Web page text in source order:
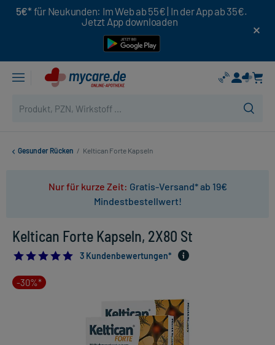
5€* für Neukunden: Im Web ab 55€ | In der App ab 35€.
Jetzt App downloaden
Gesunder Rücken / Keltican Forte Kapseln
Nur für kurze Zeit: Gratis-Versand* ab 19€
Mindestbestellwert!
Keltican Forte Kapseln, 2X80 St
5.0
3 Kundenbewertungen*
-30%*